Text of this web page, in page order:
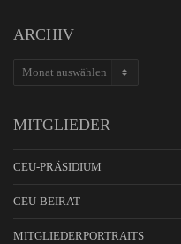
ARCHIV
ARCHIV
MITGLIEDER
CEU-PRÄSIDIUM
CEU-BEIRAT
MITGLIEDERPORTRAITS